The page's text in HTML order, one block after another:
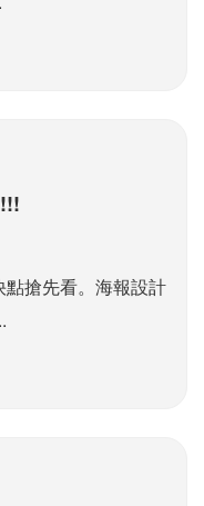
搶先看。海報設計